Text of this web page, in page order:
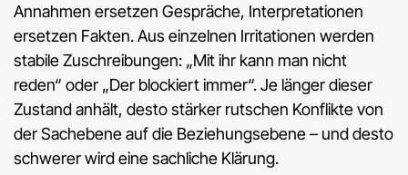
Annahmen ersetzen Gespräche, Interpretationen
ersetzen Fakten. Aus einzelnen Irritationen werden
stabile Zuschreibungen: „Mit ihr kann man nicht
reden“ oder „Der blockiert immer“. Je länger dieser
Zustand anhält, desto stärker rutschen Konflikte von
der Sachebene auf die Beziehungsebene – und desto
schwerer wird eine sachliche Klärung.